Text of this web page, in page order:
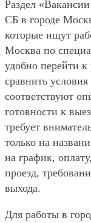
Раздел
СБ в городе
которые ищут
Москва по
удобно перейти
сравнить
соответствуют
готовности к
требует
только на
на график,
проезд,
выхода.
Для работы в